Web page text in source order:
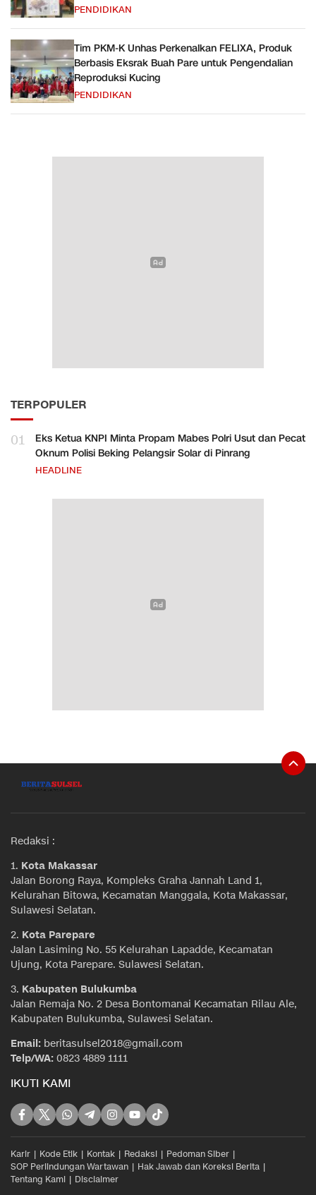
PENDIDIKAN
Tim PKM-K Unhas Perkenalkan FELIXA, Produk
Berbasis Eksrak Buah Pare untuk Pengendalian
Reproduksi Kucing
PENDIDIKAN
TERPOPULER
01
Eks Ketua KNPI Minta Propam Mabes Polri Usut dan Pecat
Oknum Polisi Beking Pelangsir Solar di Pinrang
HEADLINE
Redaksi :
1. Kota Makassar
Jalan Borong Raya, Kompleks Graha Jannah Land 1,
Kelurahan Bitowa, Kecamatan Manggala, Kota Makassar,
Sulawesi Selatan.
2. Kota Parepare
Jalan Lasiming No. 55 Kelurahan Lapadde, Kecamatan
Ujung, Kota Parepare. Sulawesi Selatan.
3. Kabupaten Bulukumba
Jalan Remaja No. 2 Desa Bontomanai Kecamatan Rilau Ale,
Kabupaten Bulukumba, Sulawesi Selatan.
Email: beritasulsel2018@gmail.com
Telp/WA: 0823 4889 1111
IKUTI KAMI
Karir Kode Etik Kontak Redaksi
Pedoman Siber
SOP Perlindungan Wartawan
Hak Jawab dan Koreksi Berita
Tentang Kami
Disclaimer